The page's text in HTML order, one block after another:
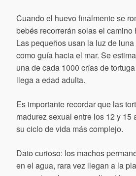
Cuando el huevo finalmente se
bebés recorrerán solas el camino
Las pequeños usan la luz de
como guía hacia el mar. Se
una de cada 1000 crías de
llega a edad adulta.
Es importante recordar que las
madurez sexual entre los 12 y 15
su ciclo de vida más complejo.
Dato curioso: los machos
en el agua, rara vez llegan a la